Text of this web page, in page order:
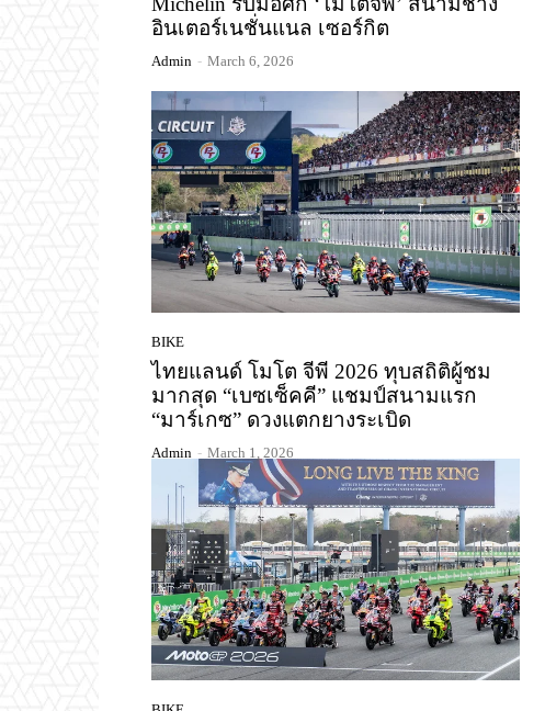
อินเตอร์เนชั่นแนล เซอร์กิต
Admin - March 6, 2026
BIKE
ไทยแลนด์ โมโต จีพี 2026 ทุบสถิติผู้ชม
มากสุด “เบซเซ็คคี” แชมป์สนามแรก
“มาร์เกซ” ดวงแตกยางระเบิด
Admin - March 1, 2026